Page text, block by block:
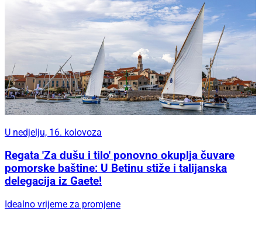
U nedjelju, 16. kolovoza
Regata 'Za dušu i tilo' ponovno okuplja čuvare
pomorske baštine: U Betinu stiže i talijanska
delegacija iz Gaete!
Idealno vrijeme za promjene